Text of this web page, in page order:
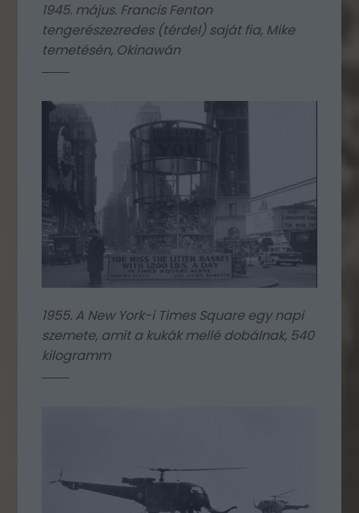
1945. május. Francis Fenton
tengerészezredes (térdel) saját fia, Mike
temetésén, Okinawán
1955. A New York-i Times Square egy napi
szemete, amit a kukák mellé dobálnak, 540
kilogramm